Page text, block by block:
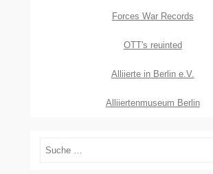
Forces War Records
OTT's reuinted
Alliierte in Berlin e.V.
Alliiertenmuseum Berlin
Suchen